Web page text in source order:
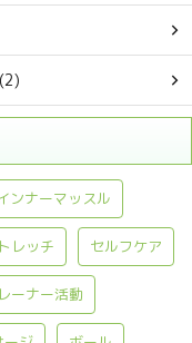
ンナーマッスル
レッチ セルフケア
ーナー活動